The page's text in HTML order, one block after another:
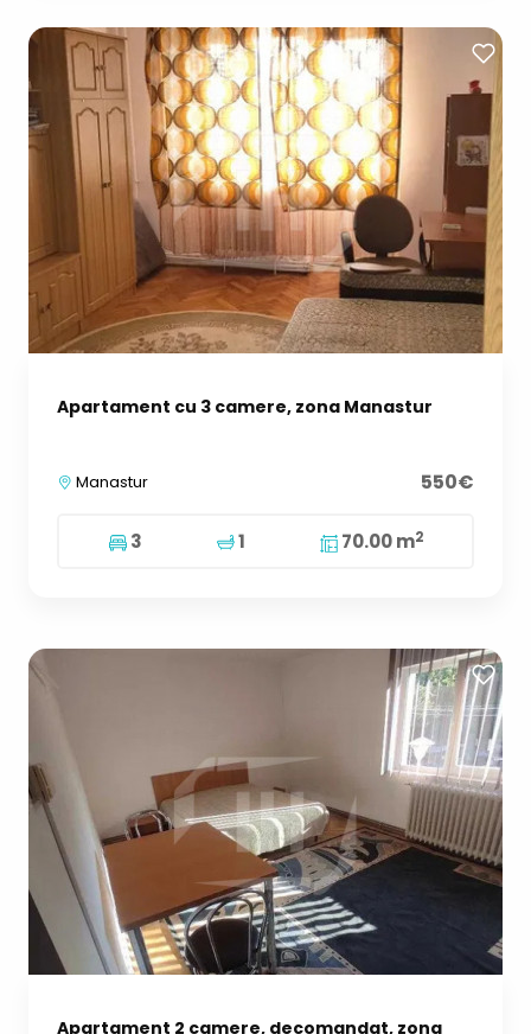
Apartament cu 3 camere, zona Manastur
Manastur 550€
3 1 70.00 m2
Apartament 2 camere, decomandat, zona